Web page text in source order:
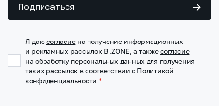
Подписаться
Я даюсогласиена получение информационных
и рекламных рассылок BI.ZONE, а такжесогласие
на обработку персональных данных для получения
таких рассылок в соответствии с Политикой
конфиденциальности *